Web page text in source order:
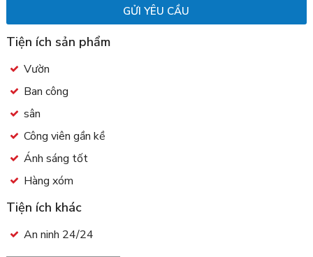
Tiện ích sản phẩm
Vườn
Ban công
sân
Công viên gần kề
Ánh sáng tốt
Hàng xóm
Tiện ích khác
An ninh 24/24